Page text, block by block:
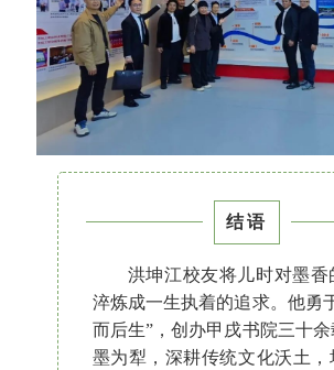
结语
洪坤江校友将儿时对墨香
淬炼成一生执着的追求。他勇
而后生”，创办甲戌书院三十
墨为犁，深耕传统文化沃土，